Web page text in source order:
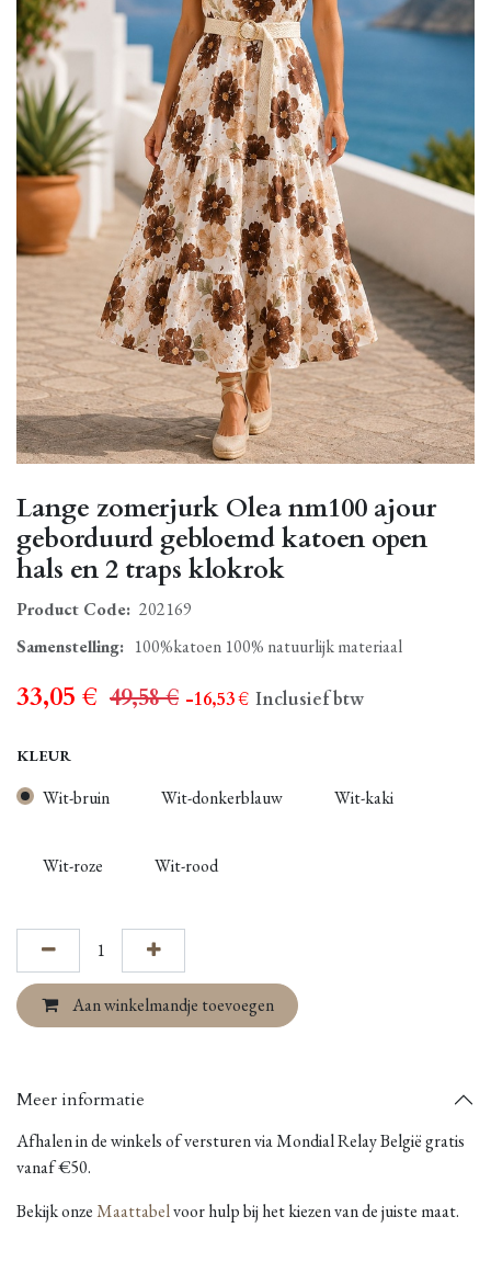
Lange zomerjurk Olea nm100 ajour
geborduurd gebloemd katoen open
hals en 2 traps klokrok
Product Code: 202169
Samenstelling: 100%katoen 100% natuurlijk materiaal
33,05 € 49,58€ - 16,53€ Inclusief btw
KLEUR
Wit-bruin Wit-donkerblauw Wit-kaki
Wit-roze Wit-rood
Aan winkelmandje toevoegen
Meer informatie
Afhalen in de winkels of versturen via Mondial Relay België gratis
vanaf €50.
Bekijk onzeMaattabelvoor hulp bij het kiezen van de juiste maat.